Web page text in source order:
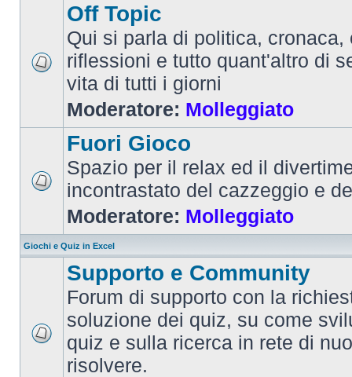
Off Topic
Qui si parla di politica, cronaca,
riflessioni e tutto quant'altro di
vita di tutti i giorni
Moderatore: Molleggiato
Fuori Gioco
Spazio per il relax ed il
incontrastato del cazzeggio e
Moderatore: Molleggiato
Giochi e Quiz in Excel
Supporto e Community
Forum di supporto con la
soluzione dei quiz, su come
quiz e sulla ricerca in rete di
risolvere.